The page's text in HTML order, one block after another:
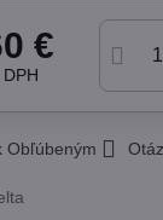
€
Obľúbeným